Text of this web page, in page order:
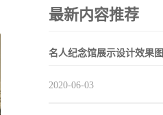
最新内容推荐
名人纪念馆展示设计效果图
2020-06-03